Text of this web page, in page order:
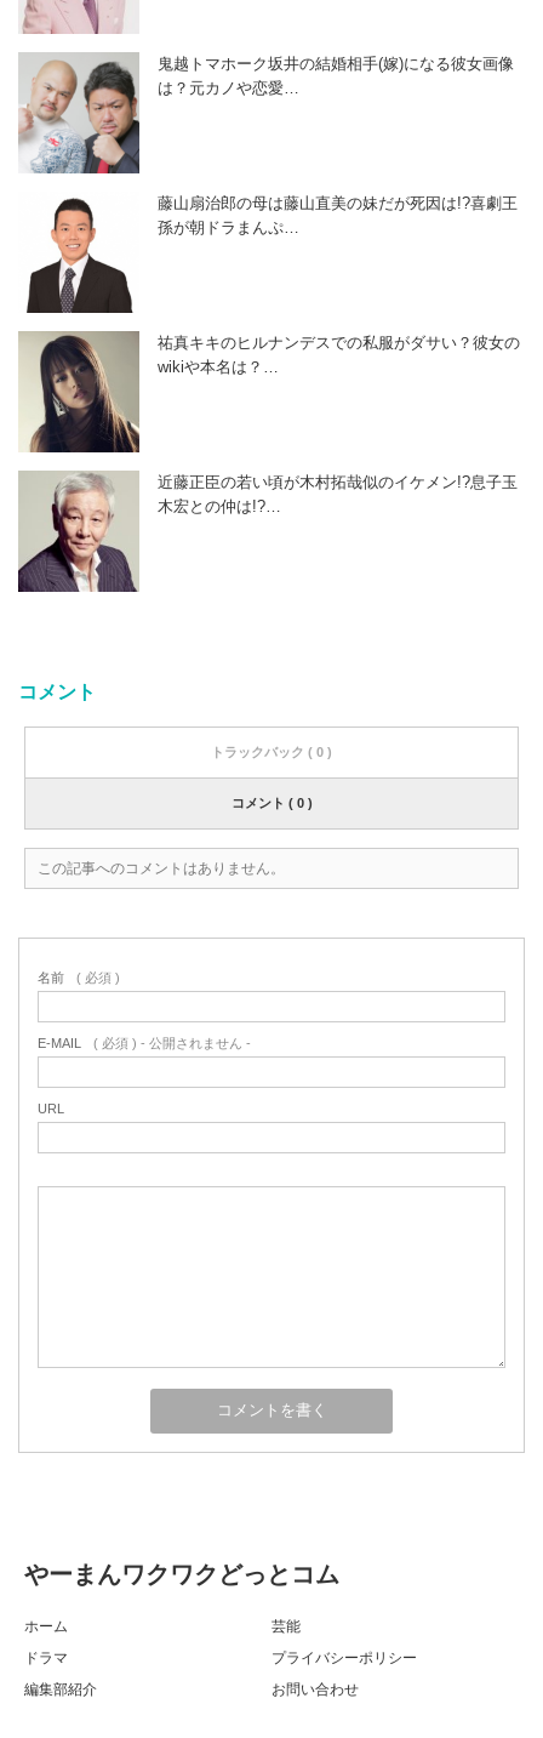
鬼越トマホーク坂井の結婚相手(嫁)になる彼女画像
は？元カノや恋愛…
藤山扇治郎の母は藤山直美の妹だが死因は!?喜劇王
孫が朝ドラまんぷ…
祐真キキのヒルナンデスでの私服がダサい？彼女の
wikiや本名は？…
近藤正臣の若い頃が木村拓哉似のイケメン!?息子玉
木宏との仲は!?…
コメント
トラックバック ( 0 )
コメント ( 0 )
この記事へのコメントはありません。
名前 ( 必須 )
E-MAIL ( 必須 ) - 公開されません -
URL
やーまんワクワクどっとコム
ホーム
芸能
ドラマ
プライバシーポリシー
編集部紹介
お問い合わせ